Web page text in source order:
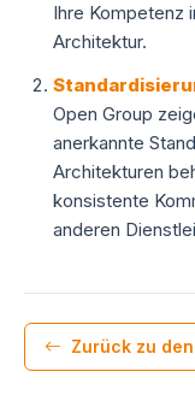
Ihre Kompetenz
Architektur.
Open Group
anerkannte
Architekturen
konsistente
anderen
Zurück zu